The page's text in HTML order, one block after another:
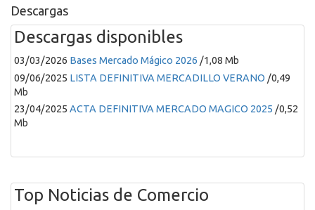
Descargas
Descargas disponibles
03/03/2026 Bases Mercado Mágico 2026 /1,08 Mb
09/06/2025 LISTA DEFINITIVA MERCADILLO VERANO /0,49
Mb
23/04/2025 ACTA DEFINITIVA MERCADO MAGICO 2025 /0,52
Mb
Top Noticias de Comercio